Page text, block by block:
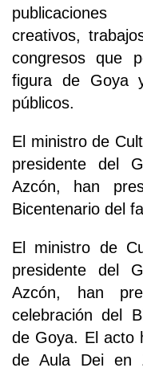
publicaciones
creativos,
congresos que
figura de Goya
públicos.
El ministro de
presidente del
Azcón, han
Bicentenario del
El ministro de
presidente del
Azcón, han
celebración del
de Goya. El acto
de Aula Dei en